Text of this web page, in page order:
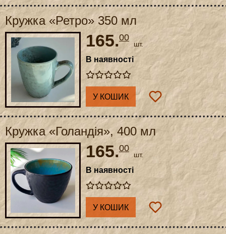
Кружка «Ретро» 350 мл
165.00
шт.
В наявності
У КОШИК
Кружка «Голандія», 400 мл
165.00
шт.
В наявності
У КОШИК